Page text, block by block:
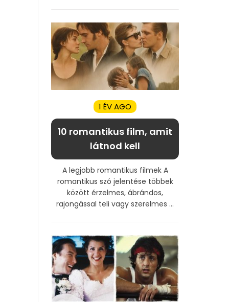
1 ÉV AGO
10 romantikus film, amit
látnod kell
A legjobb romantikus filmek A
romantikus szó jelentése többek
között érzelmes, ábrándos,
rajongással teli vagy szerelmes ...